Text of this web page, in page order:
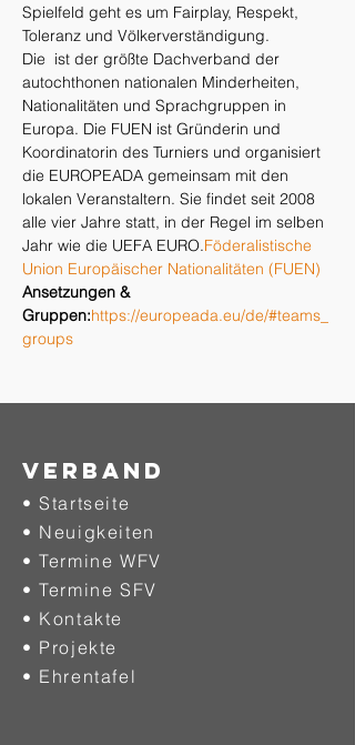
Spielfeld geht es um Fairplay, Respekt,
Toleranz und Völkerverständigung.
Die ist der größte Dachverband der
autochthonen nationalen Minderheiten,
Nationalitäten und Sprachgruppen in
Europa. Die FUEN ist Gründerin und
Koordinatorin des Turniers und organisiert
die EUROPEADA gemeinsam mit den
lokalen Veranstaltern. Sie findet seit 2008
alle vier Jahre statt, in der Regel im selben
Jahr wie die UEFA EURO.Föderalistische
Union Europäischer Nationalitäten (FUEN)
Ansetzungen &
Gruppen:https://europeada.eu/de/#teams_
groups
Verband
• Startseite
• Neuigkeiten
• Termine WFV
• Termine SFV
• Kontakte
• Projekte
• Ehrentafel